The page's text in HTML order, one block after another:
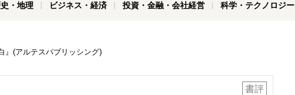
・地理 ビジネス・経済 投資・金融・会社経営 科学・テクノロジー
』(アルテスパブリッシング)
書評